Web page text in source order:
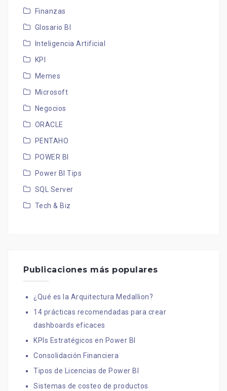
Finanzas
Glosario BI
Inteligencia Artificial
KPI
Memes
Microsoft
Negocios
ORACLE
PENTAHO
POWER BI
Power BI Tips
SQL Server
Tech & Biz
Publicaciones más populares
¿Qué es la Arquitectura Medallion?
14 prácticas recomendadas para crear
dashboards eficaces
KPIs Estratégicos en Power BI
Consolidación Financiera
Tipos de Licencias de Power BI
Sistemas de costeo de productos